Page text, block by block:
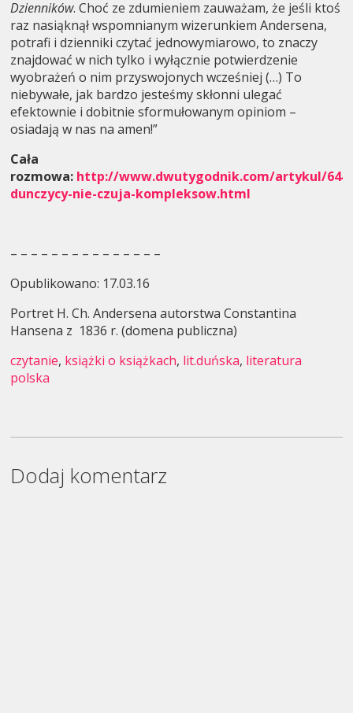
Dzienników. Choć ze zdumieniem zauważam, że jeśli ktoś
raz nasiąknął wspomnianym wizerunkiem Andersena,
potrafi i dzienniki czytać jednowymiarowo, to znaczy
znajdować w nich tylko i wyłącznie potwierdzenie
wyobrażeń o nim przyswojonych wcześniej (…) To
niebywałe, jak bardzo jesteśmy skłonni ulegać
efektownie i dobitnie sformułowanym opiniom –
osiadają w nas na amen!”
Cała
rozmowa: http://www.dwutygodnik.com/artykul/
dunczycy-nie-czuja-kompleksow.html
– – – – – – – – – – – – – – –
Opublikowano: 17.03.16
Portret H. Ch. Andersena autorstwa Constantina
Hansena z 1836 r. (domena publiczna)
czytanie, książki o książkach, lit.duńska, literatura
polska
Dodaj komentarz